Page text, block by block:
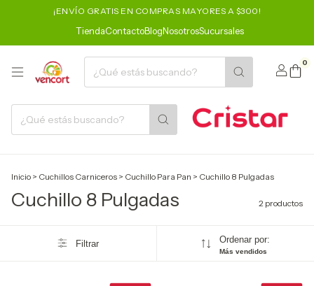
¡ENVÍO GRATIS EN COMPRAS MAYORES A $300!
TiendaContactoBlogNosotrosSucursales
0
Inicio > Cuchillos Carniceros > Cuchillo Para Pan > Cuchillo 8 Pulgadas
Cuchillo 8 Pulgadas 2 productos
Filtrar Ordenar por:
Más vendidos